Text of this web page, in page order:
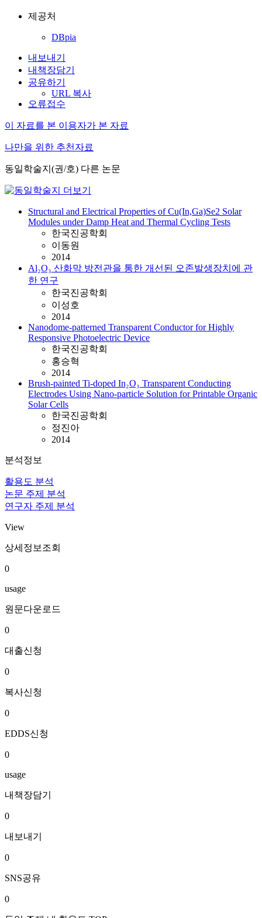
제공처
DBpia
내보내기
내책장담기
공유하기
URL 복사
오류접수
이 자료를 본 이용자가 본 자료
나만을 위한 추천자료
동일학술지(권/호) 다른 논문
Structural and Electrical Properties of Cu(In,Ga)Se2 Solar
Modules under Damp Heat and Thermal Cycling Tests
한국진공학회
이동원
2014
Al₂O₃ 산화막 방전관을 통한 개선된 오존발생장치에 관
한 연구
한국진공학회
이성호
2014
Nanodome-patterned Transparent Conductor for Highly
Responsive Photoelectric Device
한국진공학회
홍승혁
2014
Brush-painted Ti-doped In₂O₃ Transparent Conducting
Electrodes Using Nano-particle Solution for Printable Organic
Solar Cells
한국진공학회
정진아
2014
분석정보
활용도 분석
논문 주제 분석
연구자 주제 분석
View
상세정보조회
0
usage
원문다운로드
0
대출신청
0
복사신청
0
EDDS신청
0
usage
내책장담기
0
내보내기
0
SNS공유
0